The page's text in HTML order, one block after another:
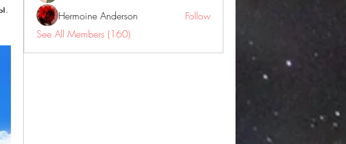
Hermoine Anderson
Follow
See All Members (160)